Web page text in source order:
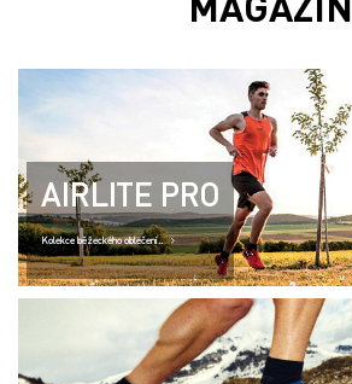
AIRLITE PRO
Kolekce běžeckého oblečení..